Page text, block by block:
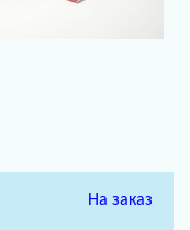
На заказ